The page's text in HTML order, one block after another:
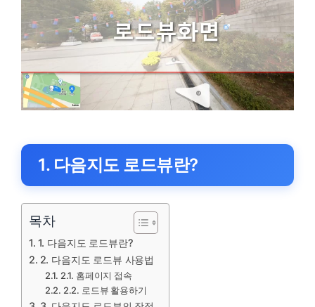
1. 다음지도 로드뷰란?
목차
1. 다음지도 로드뷰란?
2. 다음지도 로드뷰 사용법
2.1. 홈페이지 접속
2.2. 로드뷰 활용하기